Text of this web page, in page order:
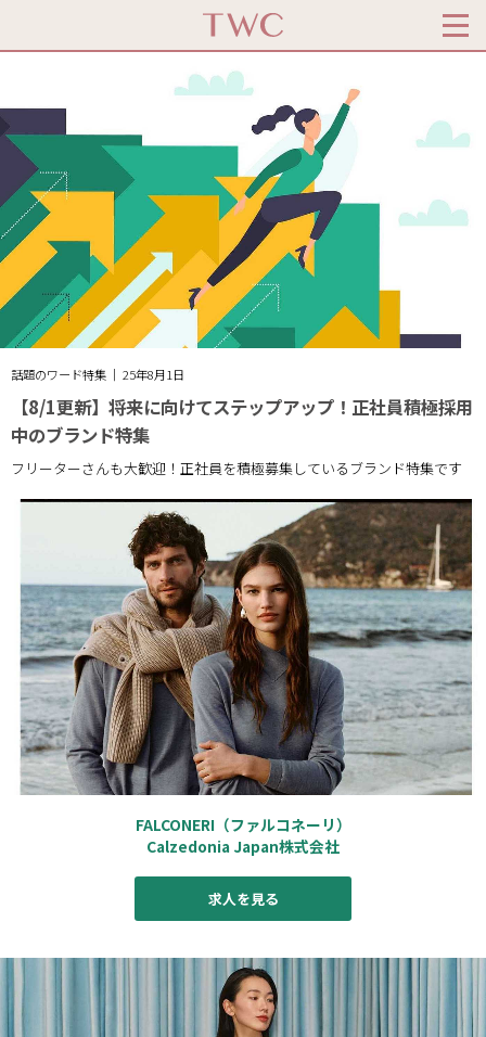
話題のワード特集 ｜ 25年8月1日
【8/1更新】将来に向けてステップアップ！正社員積極採用
中のブランド特集
フリーターさんも大歓迎！正社員を積極募集しているブランド特集です
FALCONERI（ファルコネーリ）
Calzedonia Japan株式会社
求人を見る